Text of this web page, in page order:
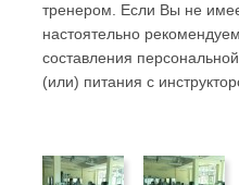
тренером. Если Вы не
настоятельно
составления
(или) питания с